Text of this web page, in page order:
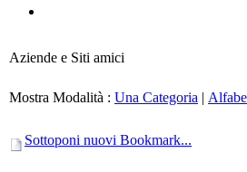
Aziende e Siti amici
Mostra Modalità : Una Categoria |
Sottoponi nuovi Bookmark...